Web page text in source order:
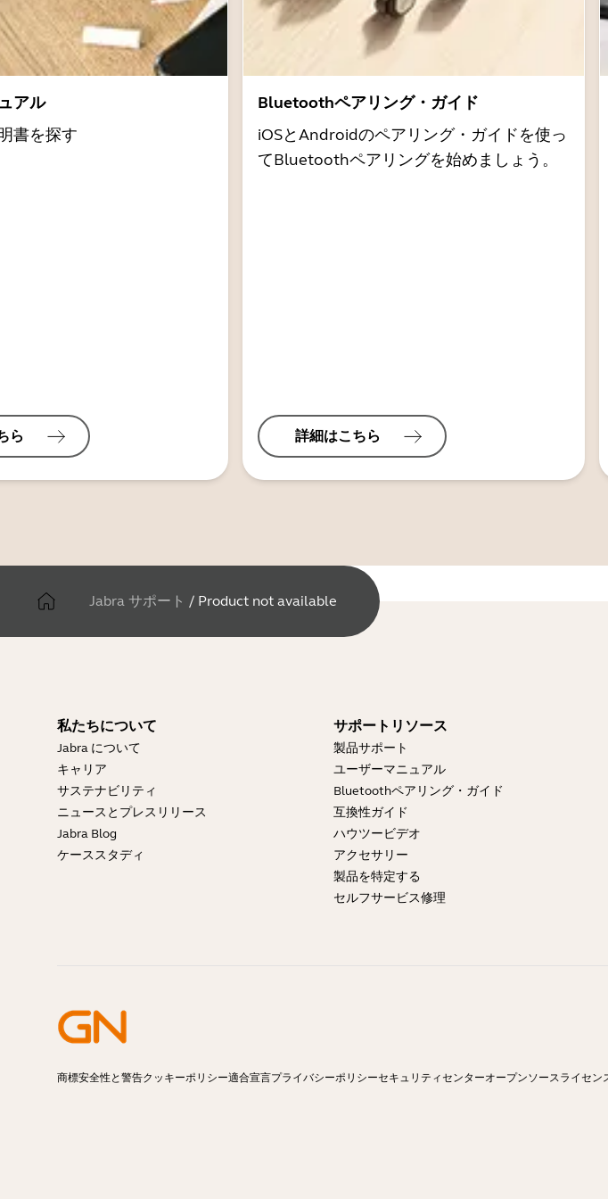
アル
書を探す
ら
Bluetoothペアリング・ガイド
iOSとAndroidのペアリング・ガイドを使っ
てBluetoothペアリングを始めましょう。
詳細はこちら
Jabra サポート / Product not available
私たちについて
Jabra について
キャリア
サステナビリティ
ニュースとプレスリリース
Jabra Blog
ケーススタディ
サポートリソース
製品サポート
ユーザーマニュアル
Bluetoothペアリング・ガイド
互換性ガイド
ハウツービデオ
アクセサリー
製品を特定する
セルフサービス修理
商標安全性と警告クッキーポリシー適合宣言プライバシーポリシーセキュリティセンターオープンソースライセン